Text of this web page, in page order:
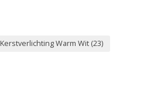
Kerstverlichting Warm Wit (23)